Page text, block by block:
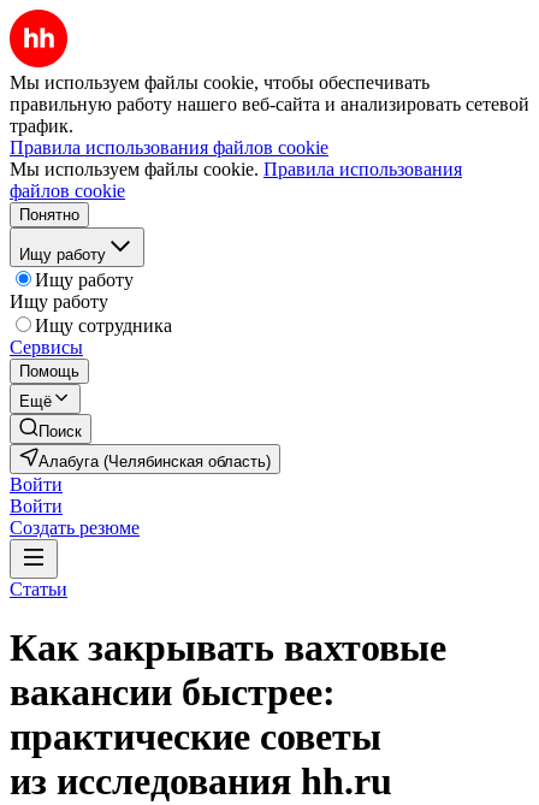
Мы используем файлы cookie, чтобы обеспечивать
правильную работу нашего веб-сайта и анализировать сетевой
трафик.
Правила использования файлов cookie
Мы используем файлы cookie. Правила использования
файлов cookie
Понятно
Ищу работу
Ищу работу
Ищу работу
Ищу сотрудника
Сервисы
Помощь
Ещё
Поиск
Алабуга (Челябинская область)
Войти
Войти
Создать резюме
Статьи
Как закрывать вахтовые
вакансии быстрее:
практические советы
из исследования hh.ru